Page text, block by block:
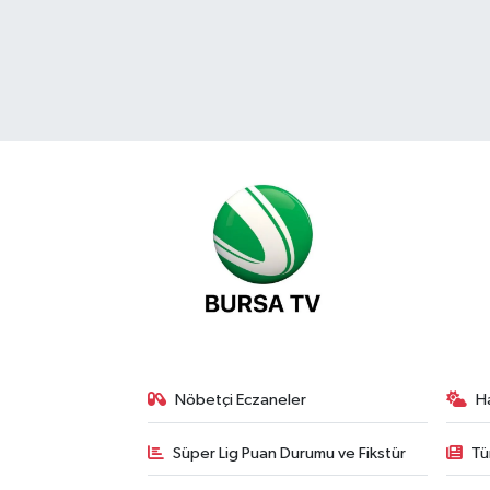
Nöbetçi Eczaneler
Süper Lig Puan Durumu ve Fikstür